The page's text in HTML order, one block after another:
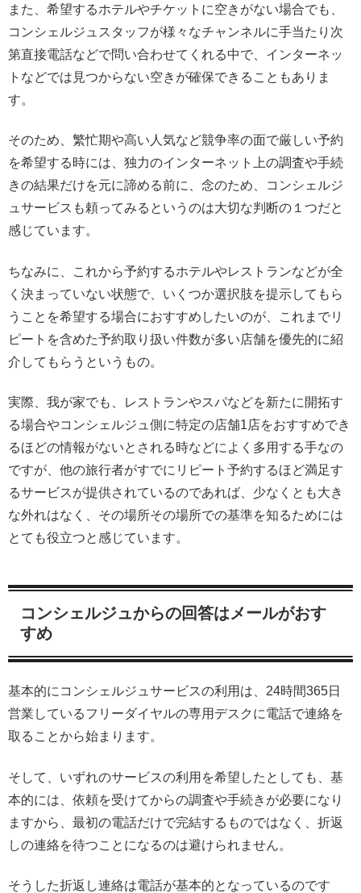
また、希望するホテルやチケットに空きがない場合でも、
コンシェルジュスタッフが様々なチャンネルに手当たり次
第直接電話などで問い合わせてくれる中で、インターネッ
トなどでは見つからない空きが確保できることもありま
す。
そのため、繁忙期や高い人気など競争率の面で厳しい予約
を希望する時には、独力のインターネット上の調査や手続
きの結果だけを元に諦める前に、念のため、コンシェルジ
ュサービスも頼ってみるというのは大切な判断の１つだと
感じています。
ちなみに、これから予約するホテルやレストランなどが全
く決まっていない状態で、いくつか選択肢を提示してもら
うことを希望する場合におすすめしたいのが、これまでリ
ピートを含めた予約取り扱い件数が多い店舗を優先的に紹
介してもらうというもの。
実際、我が家でも、レストランやスパなどを新たに開拓す
る場合やコンシェルジュ側に特定の店舗1店をおすすめでき
るほどの情報がないとされる時などによく多用する手なの
ですが、他の旅行者がすでにリピート予約するほど満足す
るサービスが提供されているのであれば、少なくとも大き
な外れはなく、その場所その場所での基準を知るためには
とても役立つと感じています。
コンシェルジュからの回答はメールがおす
すめ
基本的にコンシェルジュサービスの利用は、24時間365日
営業しているフリーダイヤルの専用デスクに電話で連絡を
取ることから始まります。
そして、いずれのサービスの利用を希望したとしても、基
本的には、依頼を受けてからの調査や手続きが必要になり
ますから、最初の電話だけで完結するものではなく、折返
しの連絡を待つことになるのは避けられません。
そうした折返し連絡は電話が基本的となっているのです